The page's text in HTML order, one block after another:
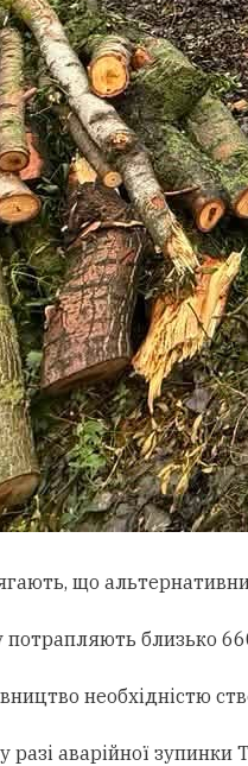
що
близько
необхідністю
разі аварійної